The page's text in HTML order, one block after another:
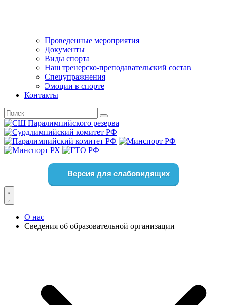
Проведенные мероприятия
Документы
Виды спорта
Наш тренерско-преподавательский состав
Спецупражнения
Эмоции в спорте
Контакты
Версия для слабовидящих
О нас
Сведения об образовательной организации